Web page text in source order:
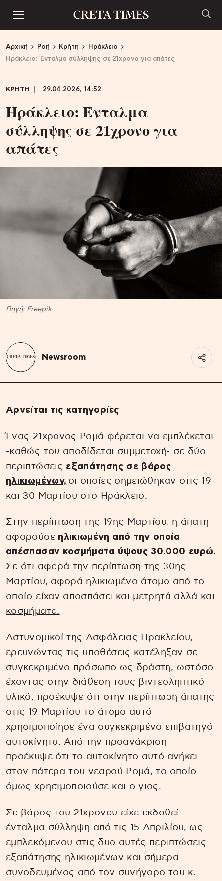
Αρχική Ροή Κρήτη
Ηράκλειο
Ηράκλειο: Ένταλμα σύλληψης σε 21χρονο για απάτες
ΚΡΗΤΗ 29.04.2026, 14:52
Ηράκλειο: Ένταλμα
σύλληψης σε 21χρονο για
απάτες
Πηγή: Freepik
Newsroom
Αρνείται τις κατηγορίες
Ένας 21χρονος Ρομά φέρεται να εμπλέκεται
-καθώς του αποδίδεται συμμετοχή- σε δύο
περιπτώσεις εξαπάτησης σε βάρος
ηλικιωμένων, οι οποίες σημειώθηκαν στις 19
και 30 Μαρτίου στο Ηράκλειο.
Στην περίπτωση της 19ης Μαρτίου, η άπατη
αφορούσεηλικιωμένη από την οποία
απέσπασαν κοσμήματα ύψους 30.000 ευρώ.
Σε ότι αφορά την περίπτωση της 30ης
Μαρτίου, αφορά ηλικιωμένο άτομο από το
οποίο είχαν αποσπάσει και μετρητά αλλά και
κοσμήματα.
Αστυνομικοί της Ασφάλειας Ηρακλείου,
ερευνώντας τις υποθέσεις κατέληξαν σε
συγκεκριμένο πρόσωπο ως δράστη, ωστόσο
έχοντας στην διάθεση τους βιντεοληπτικό
υλικό, προέκυψε ότι στην περίπτωση άπατης
στις 19 Μαρτίου το άτομο αυτό
χρησιμοποίησε ένα συγκεκριμένο επιβατηγό
αυτοκίνητο. Από την προανάκριση
προέκυψε ότι το αυτοκίνητο αυτό ανήκει
στον πάτερα του νεαρού Ρομά, το οποίο
όμως χρησιμοποιούσε και ο γιος.
Σε βάρος του 21χρονου είχε εκδοθεί
ένταλμα σύλληψη από τις 15 Απριλίου, ως
εμπλεκόμενου στις δυο αυτές περιπτώσεις
εξαπάτησης ηλικιωμένων και σήμερα
συνοδευμένος από τον συνήγορο του κ.